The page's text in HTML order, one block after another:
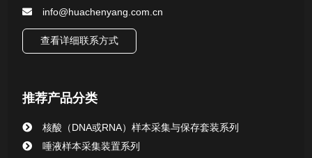
核酸（DNA&RNA）样本采集与保存套装系列
唾液样本采集装置系列
清洁验证棉签系列
info@huachenyang.com.cn
查看详细联系方式
推荐产品分类
核酸（DNA或RNA）样本采集与保存套装系列
唾液样本采集装置系列